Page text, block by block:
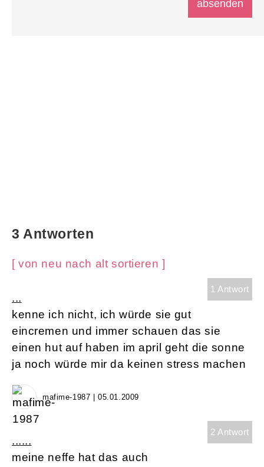
3 Antworten
[ von neu nach alt sortieren ]
1 Antwort
...
kenne ich nicht, ich würde sie gut
eincremen und immer schauen das sie
einen hut auf haben im april geht die sonne
ja noch würde mir da keinen stress machen
mafime-1987 | 05.01.2009
2 Antwort
......
meine neffe hat das auch